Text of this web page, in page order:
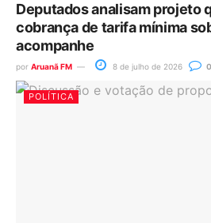
Deputados analisam projeto
cobrança de tarifa mínima
acompanhe
por Aruanã FM 8 de julho de 2026 0
POLÍTICA